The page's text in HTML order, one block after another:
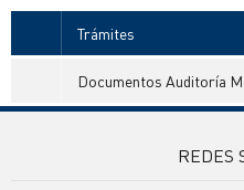
Trámites
Documentos Auditoría
REDES